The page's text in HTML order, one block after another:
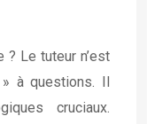
Le tuteur n’est
à questions. Il
cruciaux.